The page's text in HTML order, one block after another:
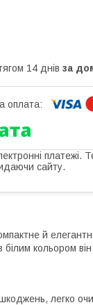
14 днів за
платежі.
сайту.
й
кольором
легко